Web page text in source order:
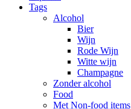
Tags
Alcohol
Bier
Wijn
Rode Wijn
Witte wijn
Champagne
Zonder alcohol
Food
Met Non-food items